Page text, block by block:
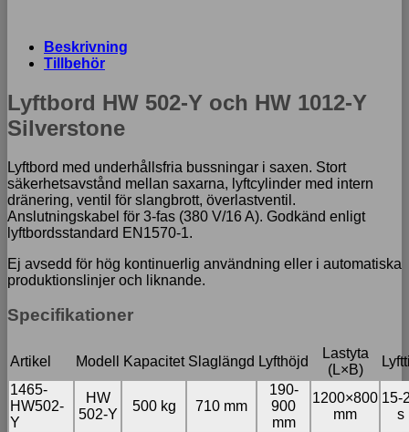
Beskrivning
Tillbehör
Lyftbord HW 502-Y och HW 1012-Y
Silverstone
Lyftbord med underhållsfria bussningar i saxen. Stort
säkerhetsavstånd mellan saxarna, lyftcylinder med intern
dränering, ventil för slangbrott, överlastventil.
Anslutningskabel för 3-fas (380 V/16 A). Godkänd enligt
lyftbordsstandard EN1570-1.
Ej avsedd för hög kontinuerlig användning eller i automatiska
produktionslinjer och liknande.
Specifikationer
Artikel Modell Kapacitet Slaglängd Lyfthöjd
Lastyta
(L×B)
1465-
HW502-
Y
HW
502-Y
500 kg 710 mm
190-
900
mm
1200×800
mm
15-
s